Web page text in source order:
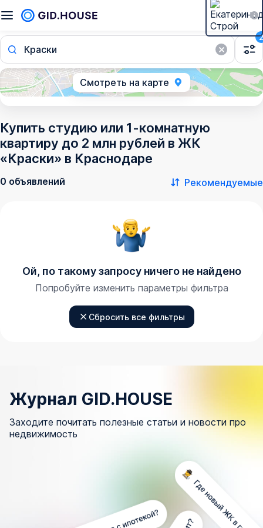
Краски
2
Смотреть на карте
Купить студию или 1-комнатную
квартиру до 2 млн рублей в ЖК
«Краски» в Краснодаре
0 объявлений Рекомендуемые
Ой, по такому запросу ничего не найдено
Попробуйте изменить параметры фильтра
Сбросить все фильтры
Журнал GID.HOUSE
Заходите почитать полезные статьи и новости про
недвижимость